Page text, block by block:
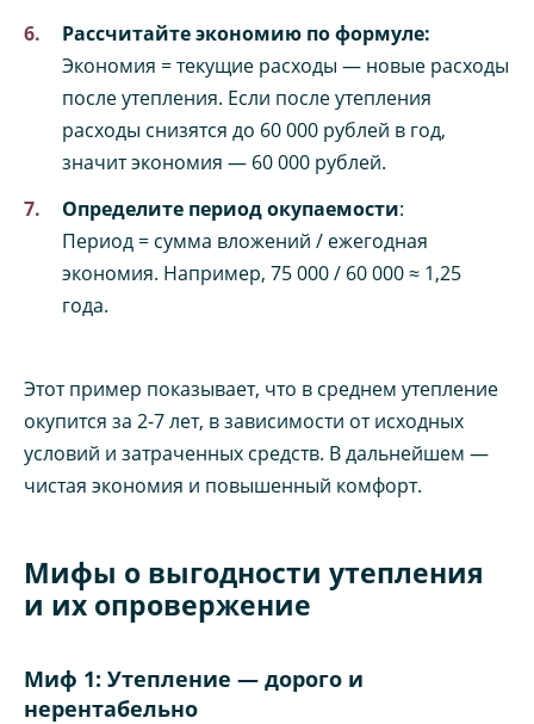
Рассчитайте экономию по формуле:
Экономия = текущие расходы — новые расходы
после утепления. Если после утепления
расходы снизятся до 60 000 рублей в год,
значит экономия — 60 000 рублей.
Определите период окупаемости:
Период = сумма вложений / ежегодная
экономия. Например, 75 000 / 60 000 ≈ 1,25
года.
Этот пример показывает, что в среднем утепление
окупится за 2-7 лет, в зависимости от исходных
условий и затраченных средств. В дальнейшем —
чистая экономия и повышенный комфорт.
Мифы о выгодности утепления
и их опровержение
Миф 1: Утепление — дорого и
нерентабельно